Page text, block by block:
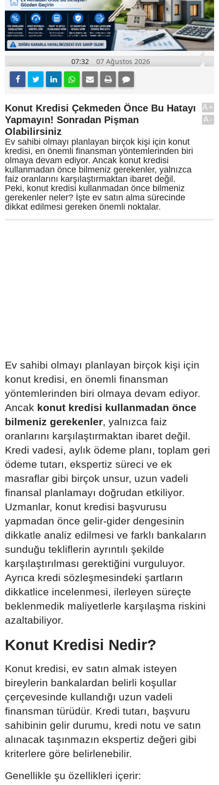
07:32 07 Ağustos 2026
Konut Kredisi Çekmeden Önce Bu Hatayı
Yapmayın! Sonradan Pişman
Olabilirsiniz
Ev sahibi olmayı planlayan birçok kişi için konut
kredisi, en önemli finansman yöntemlerinden biri
olmaya devam ediyor. Ancak konut kredisi
kullanmadan önce bilmeniz gerekenler, yalnızca
faiz oranlarını karşılaştırmaktan ibaret değil.
Peki, konut kredisi kullanmadan önce bilmeniz
gerekenler neler? İşte ev satın alma sürecinde
dikkat edilmesi gereken önemli noktalar.
A+
A-
Ev sahibi olmayı planlayan birçok kişi için
konut kredisi, en önemli finansman
yöntemlerinden biri olmaya devam ediyor.
Ancak konut kredisi kullanmadan önce
bilmeniz gerekenler , yalnızca faiz
oranlarını karşılaştırmaktan ibaret değil.
Kredi vadesi, aylık ödeme planı, toplam geri
ödeme tutarı, ekspertiz süreci ve ek
masraflar gibi birçok unsur, uzun vadeli
finansal planlamayı doğrudan etkiliyor.
Uzmanlar, konut kredisi başvurusu
yapmadan önce gelir-gider dengesinin
dikkatle analiz edilmesi ve farklı bankaların
sunduğu tekliflerin ayrıntılı şekilde
karşılaştırılması gerektiğini vurguluyor.
Ayrıca kredi sözleşmesindeki şartların
dikkatlice incelenmesi, ilerleyen süreçte
beklenmedik maliyetlerle karşılaşma riskini
azaltabiliyor.
Konut Kredisi Nedir?
Konut kredisi, ev satın almak isteyen
bireylerin bankalardan belirli koşullar
çerçevesinde kullandığı uzun vadeli
finansman türüdür. Kredi tutarı, başvuru
sahibinin gelir durumu, kredi notu ve satın
alınacak taşınmazın ekspertiz değeri gibi
kriterlere göre belirlenebilir.
Genellikle şu özellikleri içerir: